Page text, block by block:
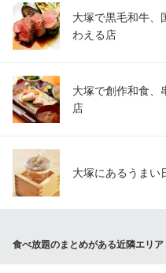
大塚で黒毛和牛、
わえる店
大塚で創作和食、
店
大塚にあるうまい
食べ放題のまとめがある近隣エリア